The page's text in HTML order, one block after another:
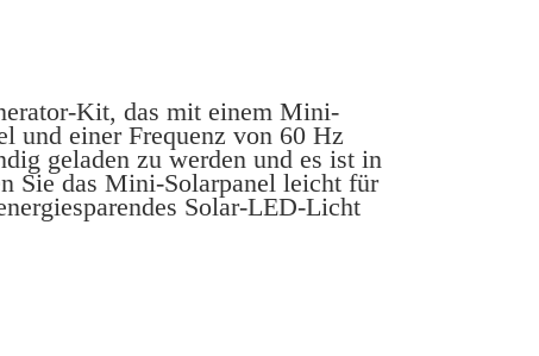
Kit, das mit einem Mini-
und einer Frequenz von 60 Hz
geladen zu werden und es ist in
Sie das Mini-Solarpanel leicht für
Solar-LED-Licht